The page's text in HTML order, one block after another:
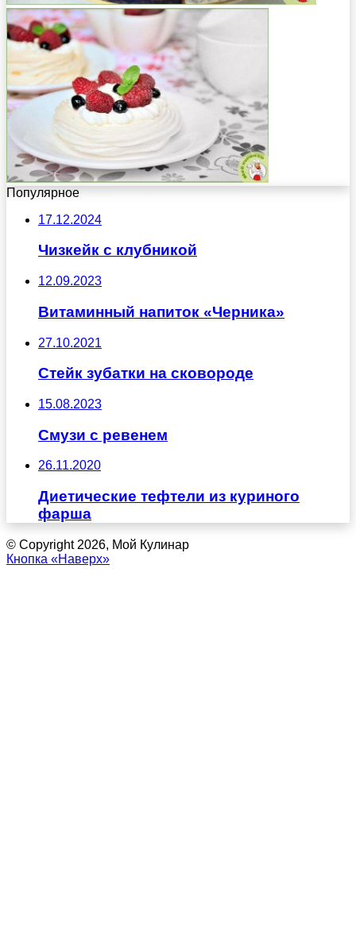
Популярное
17.12.2024
Чизкейк с клубникой
12.09.2023
Витаминный напиток «Черника»
27.10.2021
Стейк зубатки на сковороде
15.08.2023
Смузи с ревенем
26.11.2020
Диетические тефтели из куриного
фарша
© Copyright 2026, Мой Кулинар
Кнопка «Наверх»